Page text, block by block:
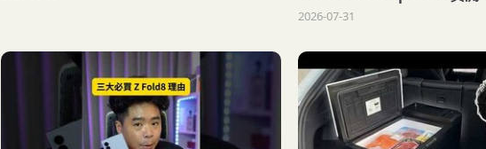
力100度沸水洗拖布，真的能
2026-07-31